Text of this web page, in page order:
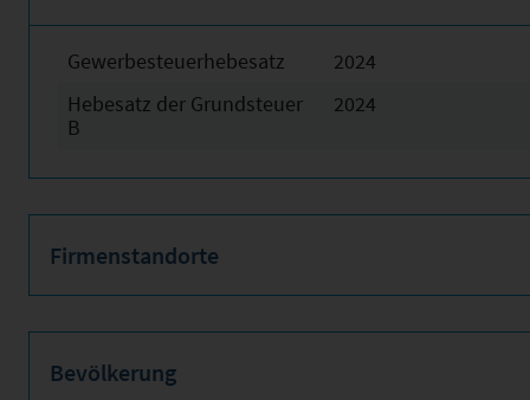
Gewerbesteuerhebesatz 2024
Hebesatz der Grundsteuer
B
2024
Firmenstandorte
Bevölkerung